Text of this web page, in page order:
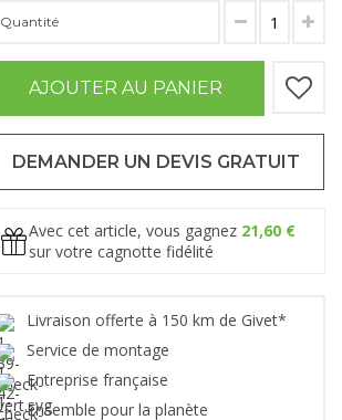
Quantité
AJOUTER AU PANIER
DEMANDER UN DEVIS GRATUIT
Avec cet article, vous gagnez 21,60 €
sur votre cagnotte fidélité
Livraison offerte à 150 km de Givet*
Service de montage
Entreprise française
Ensemble pour la planète